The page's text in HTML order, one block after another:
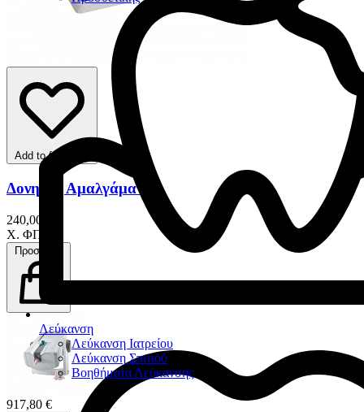
Λεύκανση
Λεύκανση Ιατρείου
Λεύκανση Σπιτιού
Βοηθήματα Λεύκανσης
Add to favorites
Δονητής Αμαλγάματος
240,00 €
Χ. ΦΠΑ
Προσθήκη
917,80 €